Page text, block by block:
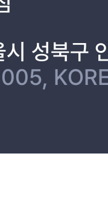
성북구